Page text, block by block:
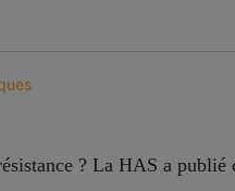
? La HAS a publié